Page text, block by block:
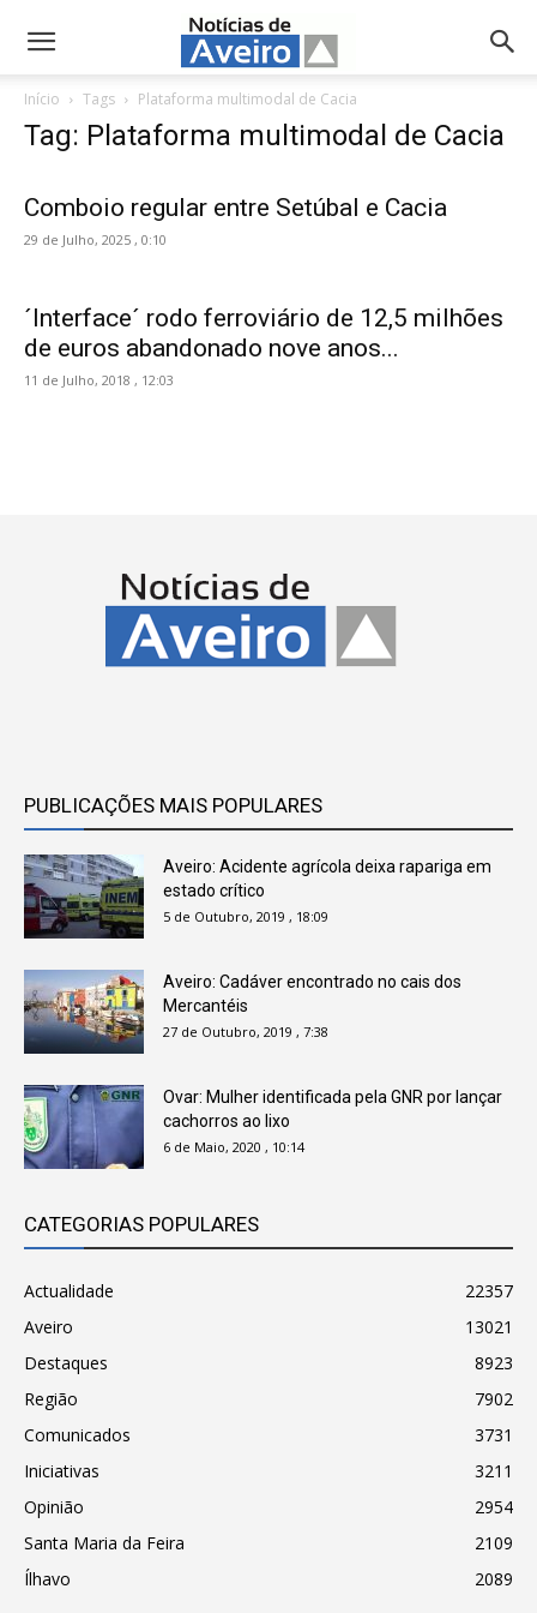
NotíciasdeAveiro.pt
Início Tags Plataforma multimodal de Cacia
Tag: Plataforma multimodal de Cacia
Comboio regular entre Setúbal e Cacia
29 de Julho, 2025 , 0:10
´Interface´ rodo ferroviário de 12,5 milhões
de euros abandonado nove anos...
11 de Julho, 2018 , 12:03
PUBLICAÇÕES MAIS POPULARES
Aveiro: Acidente agrícola deixa rapariga em
estado crítico
5 de Outubro, 2019 , 18:09
Aveiro: Cadáver encontrado no cais dos
Mercantéis
27 de Outubro, 2019 , 7:38
Ovar: Mulher identificada pela GNR por lançar
cachorros ao lixo
6 de Maio, 2020 , 10:14
CATEGORIAS POPULARES
Actualidade
22357
Aveiro
13021
Destaques
8923
Região
7902
Comunicados
3731
Iniciativas
3211
Opinião
2954
Santa Maria da Feira
2109
Ílhavo
2089